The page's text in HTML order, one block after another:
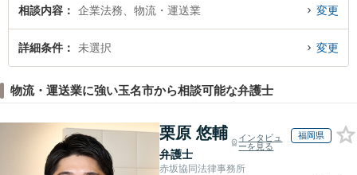
弁護士に相談予約したい』などでお困りの相談者さんにおすすめです。
相談内容 企業法務、物流・運送業 変更
詳細条件 未選択 変更
物流・運送業に強い玉名市から相談可能な弁護士
栗原 悠輔
弁護士
インタビュ
ーを見る
福岡県
赤坂協同法律事務所